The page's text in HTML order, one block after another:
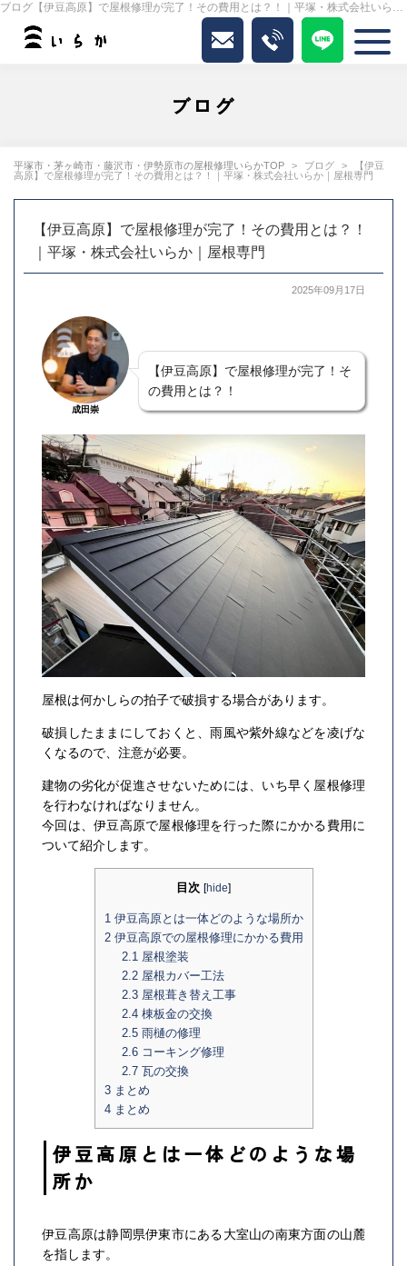
ブログ【伊豆高原】で屋根修理が完了！その費用とは？！｜平塚・株式会社いらか｜屋根専門｜いらか
ブログ
平塚市・茅ヶ崎市・藤沢市・伊勢原市の屋根修理いらかTOP ブログ
【伊豆
高原】で屋根修理が完了！その費用とは？！｜平塚・株式会社いらか｜屋根専門
【伊豆高原】で屋根修理が完了！その費用とは？！
｜平塚・株式会社いらか｜屋根専門
2025年09月17日
成田崇
【伊豆高原】で屋根修理が完了！そ
の費用とは？！
屋根は何かしらの拍子で破損する場合があります。
破損したままにしておくと、雨風や紫外線などを凌げな
くなるので、注意が必要。
建物の劣化が促進させないためには、いち早く屋根修理
を行わなければなりません。
今回は、伊豆高原で屋根修理を行った際にかかる費用に
ついて紹介します。
目次 [hide]
1伊豆高原とは一体どのような場所か
2伊豆高原での屋根修理にかかる費用
2.1 屋根塗装
2.2 屋根カバー工法
2.3 屋根葺き替え工事
2.4 棟板金の交換
2.5 雨樋の修理
2.6 コーキング修理
2.7 瓦の交換
3まとめ
4まとめ
伊豆高原とは一体どのような場
所か
伊豆高原は静岡県伊東市にある大室山の南東方面の山麓
を指します。